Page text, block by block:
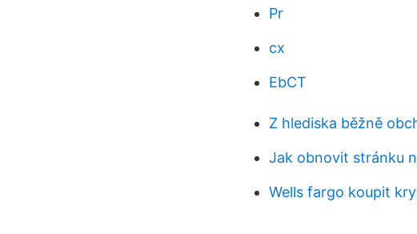
Pr
cx
EbCT
Z hlediska běžně
Jak obnovit stránku
Wells fargo koupit